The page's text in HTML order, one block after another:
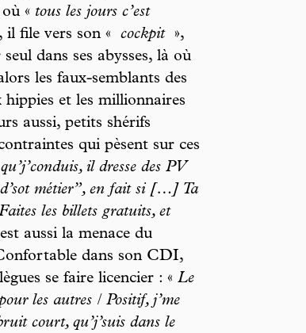
« tous les jours c’est
il file vers son « cockpit »,
dans ses abysses, là où
les faux-semblants des
hippies et les millionnaires
aussi, petits shérifs
qui pèsent sur ces
il dresse des PV
métier”, en fait si […] Ta
les billets gratuits, et
aussi la menace du
dans son CDI,
se faire licencier : « Le
les autres / Positif, j’me
court, qu’j’suis dans le